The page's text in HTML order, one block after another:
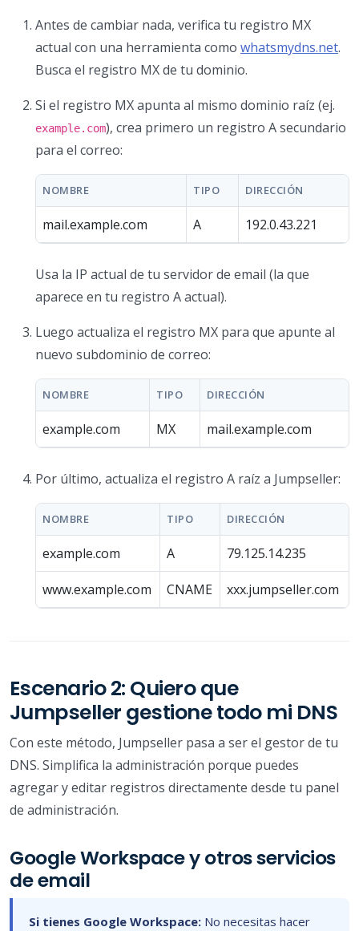
Antes de cambiar nada, verifica tu registro MX
actual con una herramienta como whatsmydns.net.
Busca el registro MX de tu dominio.
Si el registro MX apunta al mismo dominio raíz (ej.
example.com), crea primero un registro A secundario
para el correo:
NOMBRE TIPO DIRECCIÓN
mail.example.com A 192.0.43.221
Usa la IP actual de tu servidor de email (la que
aparece en tu registro A actual).
Luego actualiza el registro MX para que apunte al
nuevo subdominio de correo:
NOMBRE TIPO DIRECCIÓN
example.com MX mail.example.com
Por último, actualiza el registro A raíz a Jumpseller:
NOMBRE TIPO DIRECCIÓN
example.com A 79.125.14.235
www.example.com CNAME xxx.jumpseller.com
Escenario 2: Quiero que
Jumpseller gestione todo mi DNS
Con este método, Jumpseller pasa a ser el gestor de tu
DNS. Simplifica la administración porque puedes
agregar y editar registros directamente desde tu panel
de administración.
Google Workspace y otros servicios
de email
Si tienes Google Workspace: No necesitas hacer